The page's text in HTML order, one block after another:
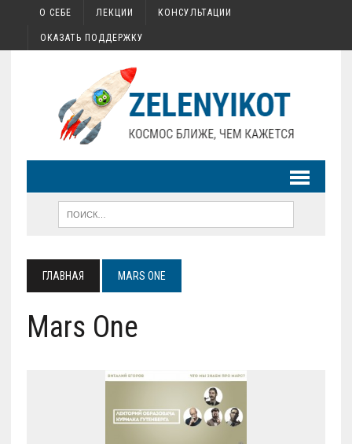
О СЕБЕ ЛЕКЦИИ КОНСУЛЬТАЦИИ
ОКАЗАТЬ ПОДДЕРЖКУ
ГЛАВНАЯ MARS ONE
Mars One